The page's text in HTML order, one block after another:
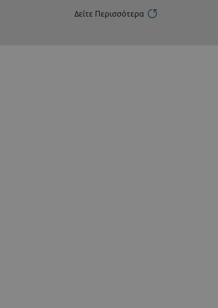
Δείτε Περισσότερα